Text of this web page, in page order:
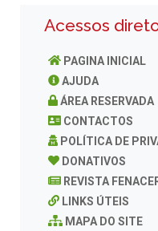
Acessos
PAGINA INICIAL
AJUDA
ÁREA RESERVADA
CONTACTOS
POLÍTICA DE
DONATIVOS
REVISTA
LINKS ÚTEIS
MAPA DO SITE